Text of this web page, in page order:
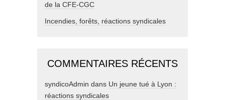
de la CFE-CGC
Incendies, forêts, réactions syndicales
COMMENTAIRES RÉCENTS
syndicoAdmin dans Un jeune tué à Lyon :
réactions syndicales